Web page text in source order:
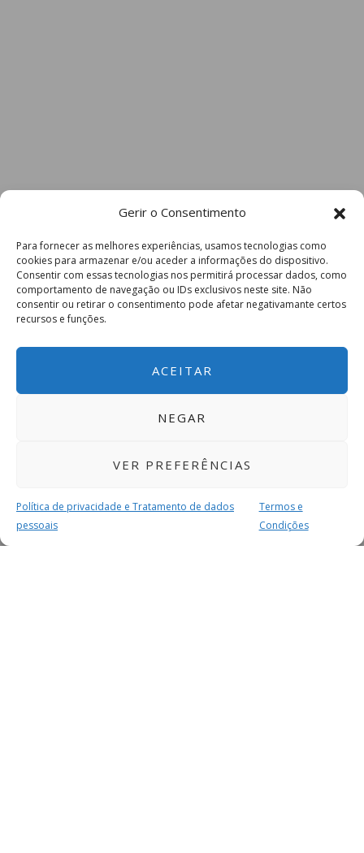
Gerir o Consentimento
Para fornecer as melhores experiências, usamos tecnologias como
cookies para armazenar e/ou aceder a informações do dispositivo.
Consentir com essas tecnologias nos permitirá processar dados, como
comportamento de navegação ou IDs exclusivos neste site. Não
consentir ou retirar o consentimento pode afetar negativamante certos
recursos e funções.
ACEITAR
NEGAR
VER PREFERÊNCIAS
Política de privacidade e Tratamento de dados
pessoais
Termos e
Condições